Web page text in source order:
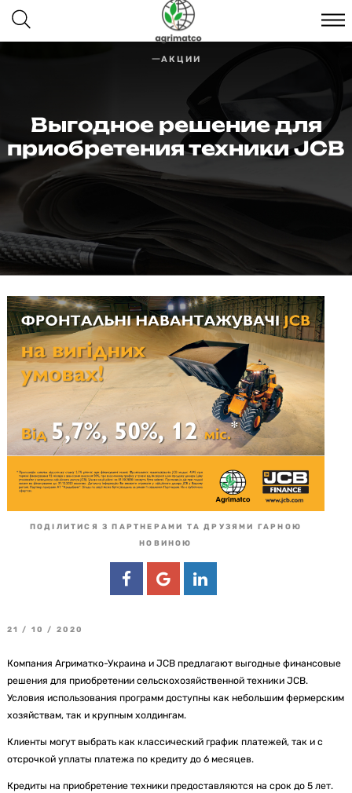
АКЦИИ
Выгодное решение для
приобретения техники JCB
ПОДІЛИТИСЯ З ПАРТНЕРАМИ ТА ДРУЗЯМИ ГАРНОЮ
НОВИНОЮ
21 / 10 / 2020
Компания Агриматко-Украина и JCB предлагают выгодные финансовые
решения для приобретении сельскохозяйственной техники JCB.
Условия использования программ доступны как небольшим фермерским
хозяйствам, так и крупным холдингам.
Клиенты могут выбрать как классический график платежей, так и с
отсрочкой уплаты платежа по кредиту до 6 месяцев.
Кредиты на приобретение техники предоставляются на срок до 5 лет.